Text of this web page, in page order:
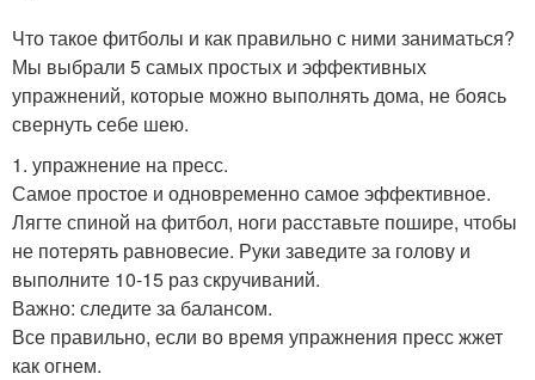
Что такое фитболы и как правильно с ними заниматься?
Мы выбрали 5 самых простых и эффективных
упражнений, которые можно выполнять дома, не боясь
свернуть себе шею.
1. упражнение на пресс.
Самое простое и одновременно самое эффективное.
Лягте спиной на фитбол, ноги расставьте пошире, чтобы
не потерять равновесие. Руки заведите за голову и
выполните 10-15 раз скручиваний.
Важно: следите за балансом.
Все правильно, если во время упражнения пресс жжет
как огнем.